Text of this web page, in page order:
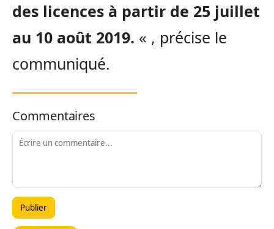
des licences à partir de 25 juillet
au 10 août 2019. « , précise le
communiqué.
Commentaires
Publier